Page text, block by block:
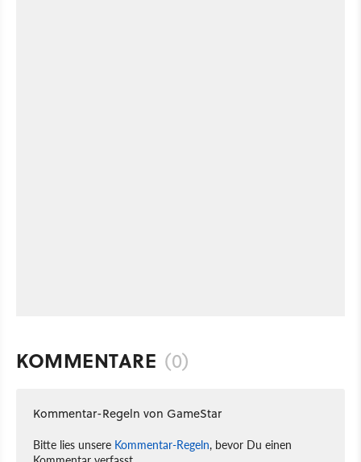
KOMMENTARE (0)
Kommentar-Regeln von GameStar
Bitte lies unsere Kommentar-Regeln, bevor Du einen